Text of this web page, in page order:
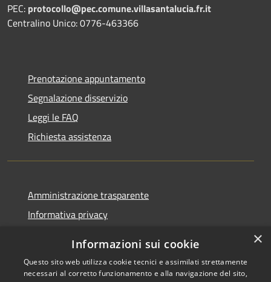
PEC: protocollo@pec.comune.villasantalucia.fr.it
Centralino Unico: 0776-463366
Prenotazione appuntamento
Segnalazione disservizio
Leggi le FAQ
Richiesta assistenza
Amministrazione trasparente
Informativa privacy
Dichiarazione di accessibilità
×
Informazioni sui cookie
Questo sito web utilizza cookie tecnici e assimilati strettamente
necessari al corretto funzionamento e alla navigazione del sito,